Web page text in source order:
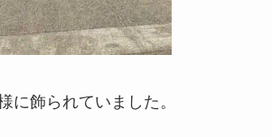
に飾られていました。